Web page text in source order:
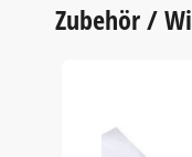
Zubehör /